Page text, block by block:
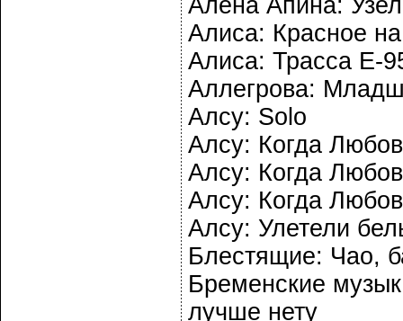
Алена Апина:
Алиса: Красное
Алиса: Трасса Е-
Аллегрова:
Алсу: Solo
Алсу: Когда
Алсу: Когда
Алсу: Когда
Алсу: Улетели
Блестящие: Чао,
Бременские
лучше нету